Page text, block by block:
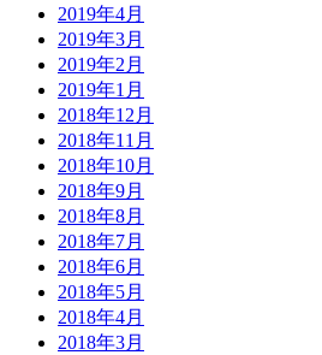
2019年4月
2019年3月
2019年2月
2019年1月
2018年12月
2018年11月
2018年10月
2018年9月
2018年8月
2018年7月
2018年6月
2018年5月
2018年4月
2018年3月